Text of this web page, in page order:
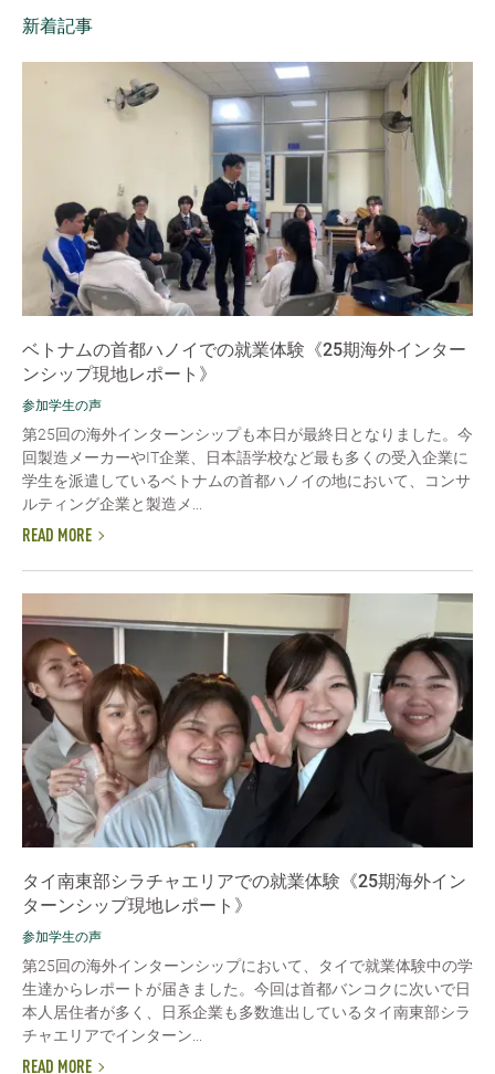
新着記事
ベトナムの首都ハノイでの就業体験《25期海外インター
ンシップ現地レポート》
参加学生の声
第25回の海外インターンシップも本日が最終日となりました。今
回製造メーカーやIT企業、日本語学校など最も多くの受入企業に
学生を派遣しているベトナムの首都ハノイの地において、コンサ
ルティング企業と製造メ...
READ MORE
タイ南東部シラチャエリアでの就業体験《25期海外イン
ターンシップ現地レポート》
参加学生の声
第25回の海外インターンシップにおいて、タイで就業体験中の学
生達からレポートが届きました。今回は首都バンコクに次いで日
本人居住者が多く、日系企業も多数進出しているタイ南東部シラ
チャエリアでインターン...
READ MORE